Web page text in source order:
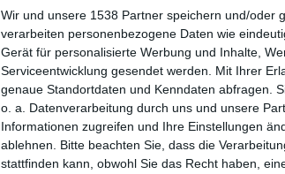
Wir und unsere 1538 Partner speichern und/oder
verarbeiten personenbezogene Daten wie
Gerät für personalisierte Werbung und Inhalte,
Serviceentwicklung gesendet werden. Mit Ihrer
genaue Standortdaten und Kenndaten abfragen.
o. a. Datenverarbeitung durch uns und unsere
Informationen zugreifen und Ihre Einstellungen
ablehnen. Bitte beachten Sie, dass die
stattfinden kann, obwohl Sie das Recht haben,